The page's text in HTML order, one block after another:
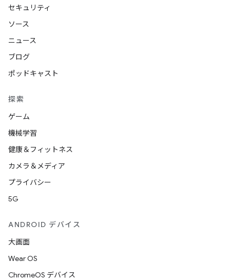
セキュリティ
ソース
ニュース
ブログ
ポッドキャスト
探索
ゲーム
機械学習
健康＆フィットネス
カメラ＆メディア
プライバシー
5G
ANDROID デバイス
大画面
Wear OS
ChromeOS デバイス